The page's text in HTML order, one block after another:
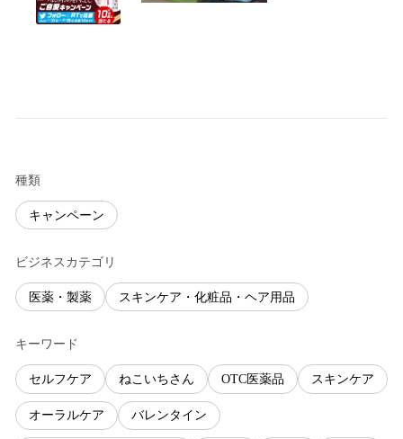
種類
キャンペーン
ビジネスカテゴリ
医薬・製薬 スキンケア・化粧品・ヘア用品
キーワード
セルフケア ねこいちさん OTC医薬品 スキンケア
オーラルケア バレンタイン